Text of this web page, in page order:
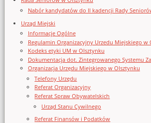
Nabór kandydatów do II kadencji Rady
Urząd Miejski
Informacje Ogólne
Regulamin Organizacyjny Urzedu Miejskiego w
Kodeks etyki UM w Olsztynku
Dokumentacja dot. Zintegrowanego Systemu
Organizacja Urzędu Miejskiego w Olsztynku
Telefony Urzędu
Referat Organizacyjny
Referat Spraw Obywatelskich
Urząd Stanu Cywilnego
Referat Finansów i Podatków